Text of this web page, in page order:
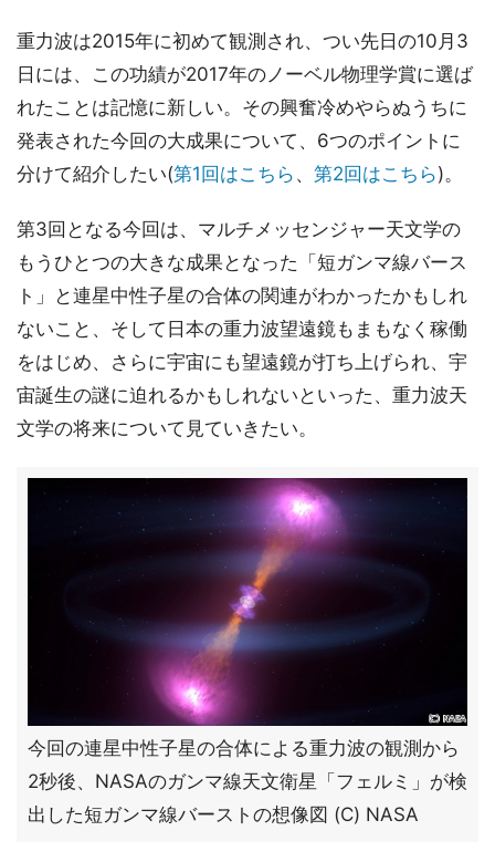
重力波は2015年に初めて観測され、つい先日の10月3
日には、この功績が2017年のノーベル物理学賞に選ば
れたことは記憶に新しい。その興奮冷めやらぬうちに
発表された今回の大成果について、6つのポイントに
分けて紹介したい(第1回はこちら 、 第2回はこちら)。
第3回となる今回は、マルチメッセンジャー天文学の
もうひとつの大きな成果となった「短ガンマ線バース
ト」と連星中性子星の合体の関連がわかったかもしれ
ないこと、そして日本の重力波望遠鏡もまもなく稼働
をはじめ、さらに宇宙にも望遠鏡が打ち上げられ、宇
宙誕生の謎に迫れるかもしれないといった、重力波天
文学の将来について見ていきたい。
今回の連星中性子星の合体による重力波の観測から
2秒後、NASAのガンマ線天文衛星「フェルミ」が検
出した短ガンマ線バーストの想像図 (C) NASA